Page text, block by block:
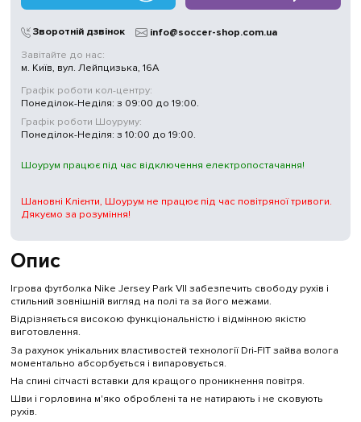
Опис
Ігрова футболка Nike Jersey Park VII забезпечить свободу рухів і
стильний зовнішній вигляд на полі та за його межами.
Відрізняється високою функціональністю і відмінною якістю
виготовлення.
За рахунок унікальних властивостей технології Dri-FIT зайва волога
моментально абсорбується і випаровується.
На спині сітчасті вставки для кращого проникнення повітря.
Шви і горловина м'яко оброблені та не натирають і не сковують
рухів.
Зворотній дзвінок
info@soccer-shop.com.ua
Завітайте до нас:
м. Київ, вул. Лейпцизька, 16А
Графік роботи кол-центру:
Понеділок-Неділя: з 09:00 до 19:00.
Графік роботи Шоуруму:
Понеділок-Неділя: з 10:00 до 19:00.
Шоурум працює під час відключення електропостачання!
Шановні Клієнти, Шоурум не працює під час повітряної тривоги.
Дякуємо за розуміння!